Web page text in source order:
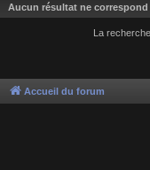
Aucun résultat ne
La
Accueil du forum